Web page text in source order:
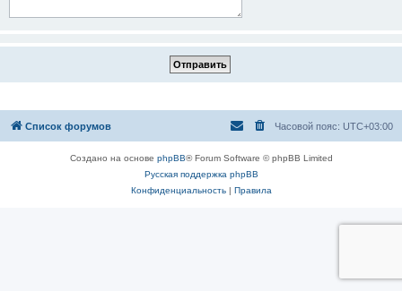
Список форумов Часовой пояс: UTC+03:00
Создано на основе phpBB® Forum Software © phpBB Limited
Русская поддержка phpBB
Конфиденциальность| Правила